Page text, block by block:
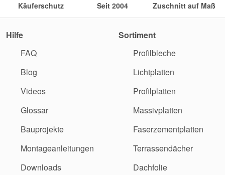
Käuferschutz Seit 2004 Zuschnitt auf Maß
Hilfe
FAQ
Blog
Videos
Glossar
Bauprojekte
Montageanleitungen
Downloads
Sortiment
Profilbleche
Lichtplatten
Profilplatten
Massivplatten
Faserzementplatten
Terrassendächer
Dachfolie